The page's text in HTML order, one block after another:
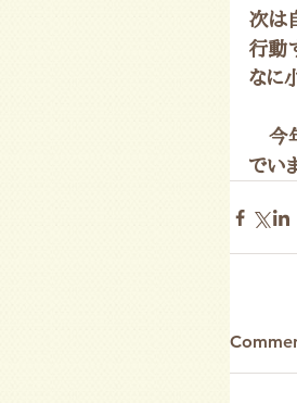
次は
行動
なに
今
でい